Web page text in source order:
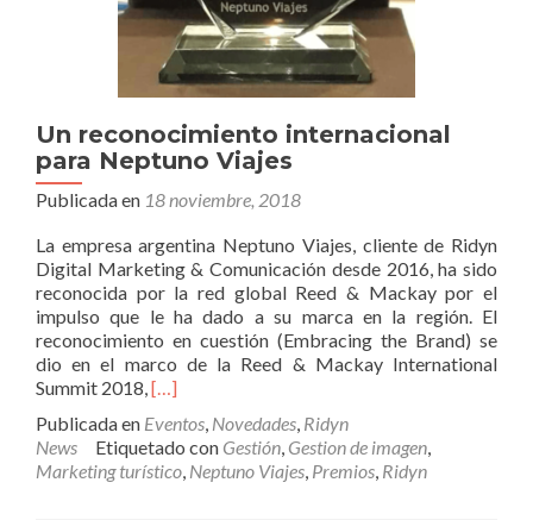
Un reconocimiento internacional
para Neptuno Viajes
Publicada en 18 noviembre, 2018
La empresa argentina Neptuno Viajes, cliente de Ridyn
Digital Marketing & Comunicación desde 2016, ha sido
reconocida por la red global Reed & Mackay por el
impulso que le ha dado a su marca en la región. El
reconocimiento en cuestión (Embracing the Brand) se
dio en el marco de la Reed & Mackay International
Summit 2018,Leer
reconocimiento
internacional
para
[…]
Publicada en Eventos, Novedades, Ridyn
News
Etiquetado con Gestión, Gestion de imagen,
Marketing turístico, Neptuno Viajes, Premios, Ridyn